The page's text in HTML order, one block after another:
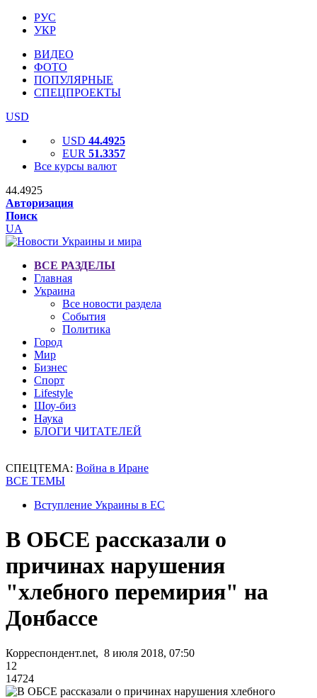
РУС
УКР
ВИДЕО
ФОТО
ПОПУЛЯРНЫЕ
СПЕЦПРОЕКТЫ
USD
USD 44.4925
EUR 51.3357
Все курсы валют
44.4925
Авторизация
Поиск
UA
ВСЕ РАЗДЕЛЫ
Главная
Украина
Все новости раздела
События
Политика
Город
Мир
Бизнес
Спорт
Lifestyle
Шоу-биз
Наука
БЛОГИ ЧИТАТЕЛЕЙ
СПЕЦТЕМА: Война в Иране
ВСЕ ТЕМЫ
Вступление Украины в ЕС
В ОБСЕ рассказали о
причинах нарушения
"хлебного перемирия" на
Донбассе
Корреспондент.net, 8 июля 2018, 07:50
12
14724